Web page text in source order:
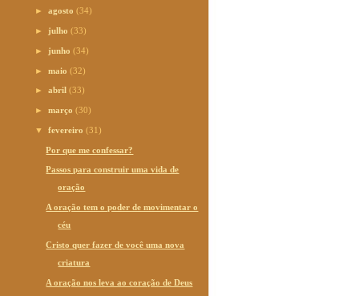
►agosto(34)
► julho(33)
► junho(34)
►maio(32)
►abril(33)
►março(30)
▼fevereiro(31)
Por que me confessar?
Passos para construir uma vida de
oração
A oração tem o poder de movimentar o
céu
Cristo quer fazer de você uma nova
criatura
A oração nos leva ao coração de Deus